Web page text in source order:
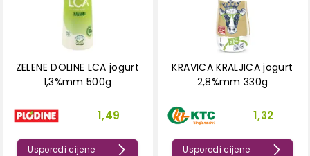
ZELENE DOLINE LCA jogurt
1,3%mm 500g
1,49
Usporedi cijene
KRAVICA KRALJICA jogurt
2,8%mm 330g
1,32
Usporedi cijene